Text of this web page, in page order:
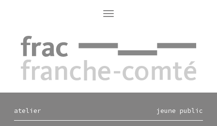
Toggle
navigation
atelier jeune public